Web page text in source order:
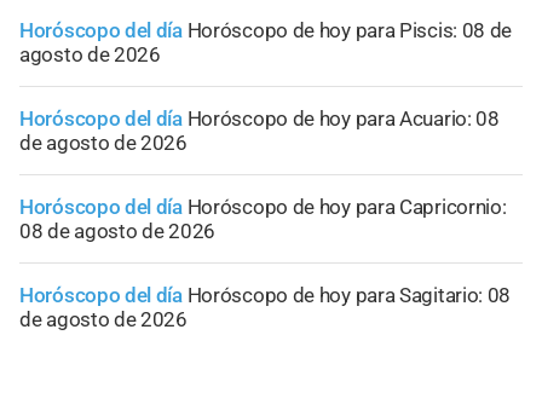
Horóscopo del día Horóscopo de hoy para Piscis: 08 de
agosto de 2026
Horóscopo del día Horóscopo de hoy para Acuario: 08
de agosto de 2026
Horóscopo del día Horóscopo de hoy para Capricornio:
08 de agosto de 2026
Horóscopo del día Horóscopo de hoy para Sagitario: 08
de agosto de 2026